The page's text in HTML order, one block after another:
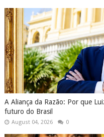
A Aliança da Razão: Por que
futuro do Brasil
August 04, 2026 0